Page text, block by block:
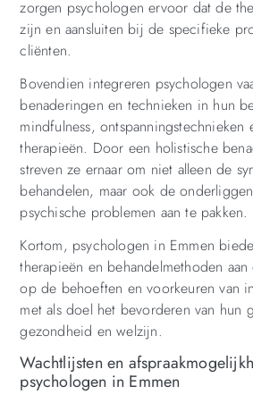
zorgen psychologen ervoor dat de
zijn en aansluiten bij de specifieke
cliënten.
Bovendien integreren psychologen
benaderingen en technieken in hun
mindfulness, ontspanningstechnieken
therapieën. Door een holistische
streven ze ernaar om niet alleen de
behandelen, maar ook de
psychische problemen aan te pakken.
Kortom, psychologen in Emmen
therapieën en behandelmethoden
op de behoeften en voorkeuren van
met als doel het bevorderen van hun
gezondheid en welzijn.
Wachtlijsten en
psychologen in Emmen